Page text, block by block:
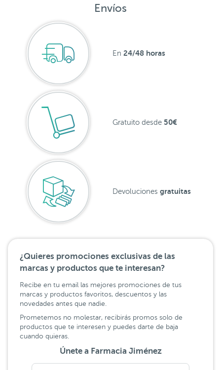
Envíos
En 24/48 horas
Gratuito desde 50€
Devoluciones gratuitas
¿Quieres promociones exclusivas de las
marcas y productos que te interesan?
Recibe en tu email las mejores promociones de tus
marcas y productos favoritos, descuentos y las
novedades antes que nadie.
Prometemos no molestar, recibirás promos solo de
productos que te interesen y puedes darte de baja
cuando quieras.
Únete a Farmacia Jiménez